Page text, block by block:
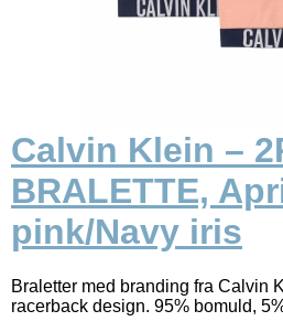
Calvin Klein –
BRALETTE,
pink/Navy iris
Braletter med branding fra Calvin
racerback design. 95% bomuld,